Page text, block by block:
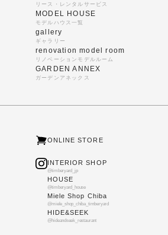
リース・レンタルサービス
MODEL HOUSE
モデルハウス一覧
gallery
ギャラリー
renovation model room
リノベーションモデルルーム
GARDEN ANNEX
ガーデンアネックス
ONLINE STORE
INTERIOR SHOP
@timberyard_jp
HOUSE
@timberyard_house
Miele Shop Chiba
@miele_shop_chiba_timberyard
HIDE&SEEK
@hideandseek_restaurant